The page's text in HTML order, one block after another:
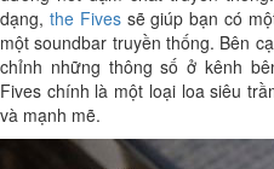
dạng, the Fivessẽ giúp bạn có
một soundbar truyền thống. Bên
chỉnh những thông số ở kênh
Fives chính là một loại loa siêu
và mạnh mẽ.